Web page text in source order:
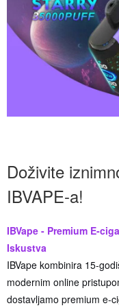
Doživite
IBVAPE-a!
IBVape - Premium E-
Iskustva
IBVape kombinira 15-
modernim online
dostavljamo premium e-